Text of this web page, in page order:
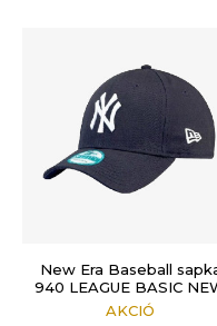
New Era Baseball
940 LEAGUE BASIC
YORK YANKEES
AKCIÓ